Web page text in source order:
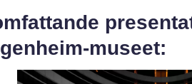
museet: